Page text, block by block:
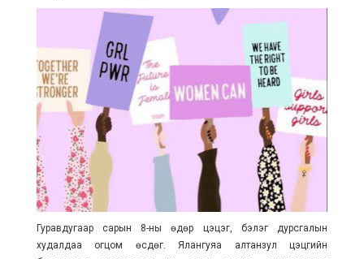
Гуравдугаар сарын 8-ны өдөр цэцэг, бэлэг дурсгалын
худалдаа огцом өсдөг. Ялангуяа алтанзул цэцгийн